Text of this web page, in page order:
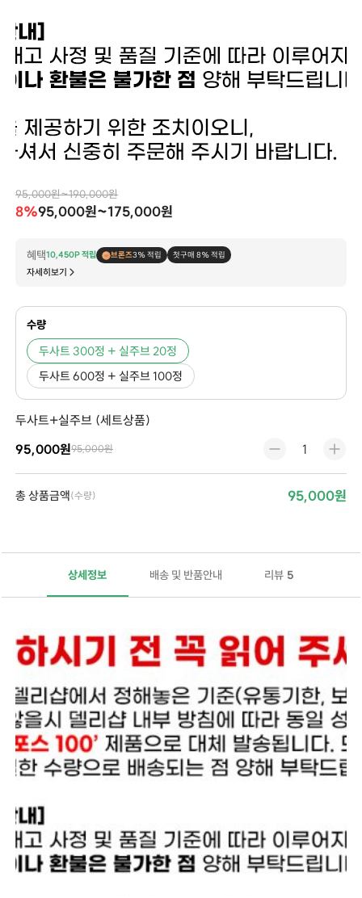
95,000원~190,000원
8%95,000원~175,000원
혜택10,450P 적립 브론즈3% 적립 첫구매 8% 적립
자세히보기
수량
두사트 300정 + 실주브 20정
두사트 600정 + 실주브 100정
두사트+실주브 (세트상품)
95,000원95,000원
총 상품금액(수량) 95,000원
상세정보 배송 및 반품안내 리뷰 5